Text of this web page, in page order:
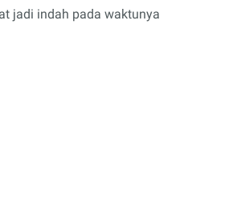
jadi indah pada waktunya